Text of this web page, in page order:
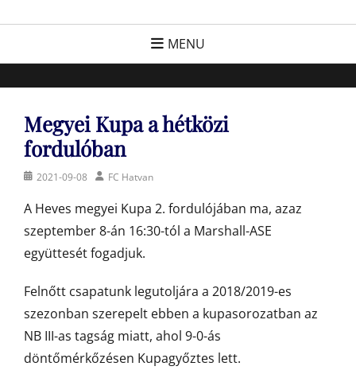
FC Hatvan
Egyesület a hatvani labdarúgásért, sportért!
MENU
Megyei Kupa a hétközi
fordulóban
Posted2021-09-08 AuthorFC Hatvan
A Heves megyei Kupa 2. fordulójában ma, azaz
szeptember 8-án 16:30-tól a Marshall-ASE
együttesét fogadjuk.
Felnőtt csapatunk legutoljára a 2018/2019-es
szezonban szerepelt ebben a kupasorozatban az
NB III-as tagság miatt, ahol 9-0-ás
döntőmérkőzésen Kupagyőztes lett.